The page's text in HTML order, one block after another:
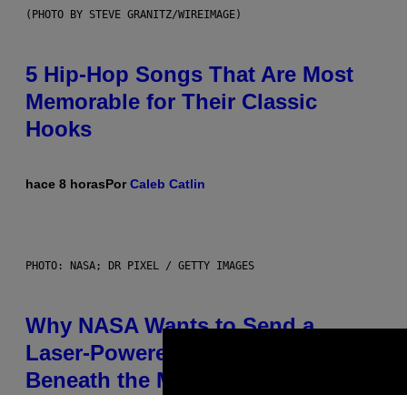
(PHOTO BY STEVE GRANITZ/WIREIMAGE)
5 Hip-Hop Songs That Are Most
Memorable for Their Classic
Hooks
hace 8 horasPorCaleb Catlin
PHOTO: NASA; DR PIXEL / GETTY IMAGES
Why NASA Wants to Send a
Laser-Powered Drone Into Caves
Beneath the Moon